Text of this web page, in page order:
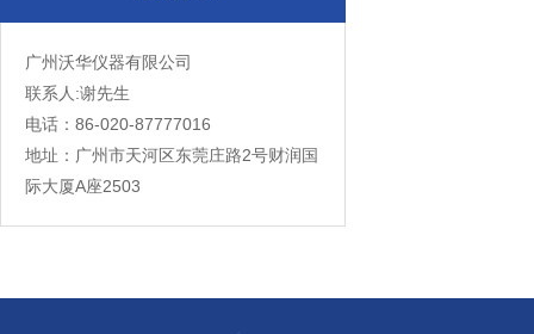
广州沃华仪器有限公司
联系人:谢先生
电话：86-020-87777016
地址：广州市天河区东莞庄路2号财润国
际大厦A座2503